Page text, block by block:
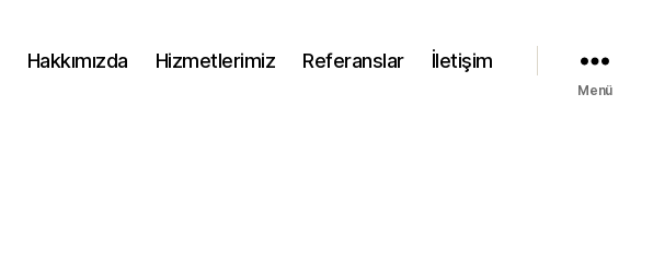
Hakkımızda Hizmetlerimiz Referanslar İletişim
Menü